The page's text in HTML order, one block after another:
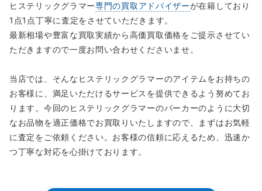
ヒステリックグラマー専門の買取アドバイザーが在籍しており
1点1点丁寧に査定をさせていただきます。
最新相場や豊富な買取実績から高価買取価格をご提示させてい
ただきますので一度お問い合わせくださいませ。
当店では、そんなヒステリックグラマーのアイテムをお持ちの
お客様に、満足いただけるサービスを提供できるよう努めてお
ります。今回のヒステリックグラマーのパーカーのように大切
なお品物を適正価格でお買取りいたしますので、まずはお気軽
に査定をご依頼ください。お客様の信頼に応えるため、迅速か
つ丁寧な対応を心掛けております。